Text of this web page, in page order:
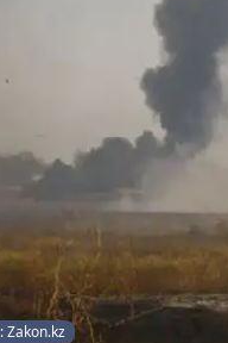
Zakon.kz